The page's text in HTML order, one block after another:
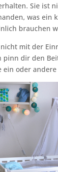
Sie ist
was ein
brauchen
mit der
pinn dir den
oder